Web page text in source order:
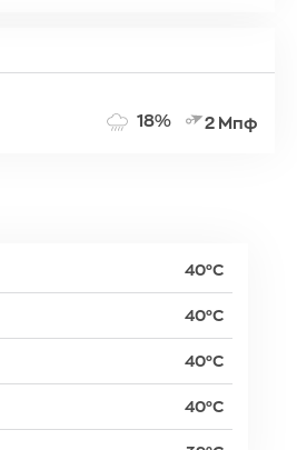
18% 2 Μπφ
40°C
40°C
40°C
40°C